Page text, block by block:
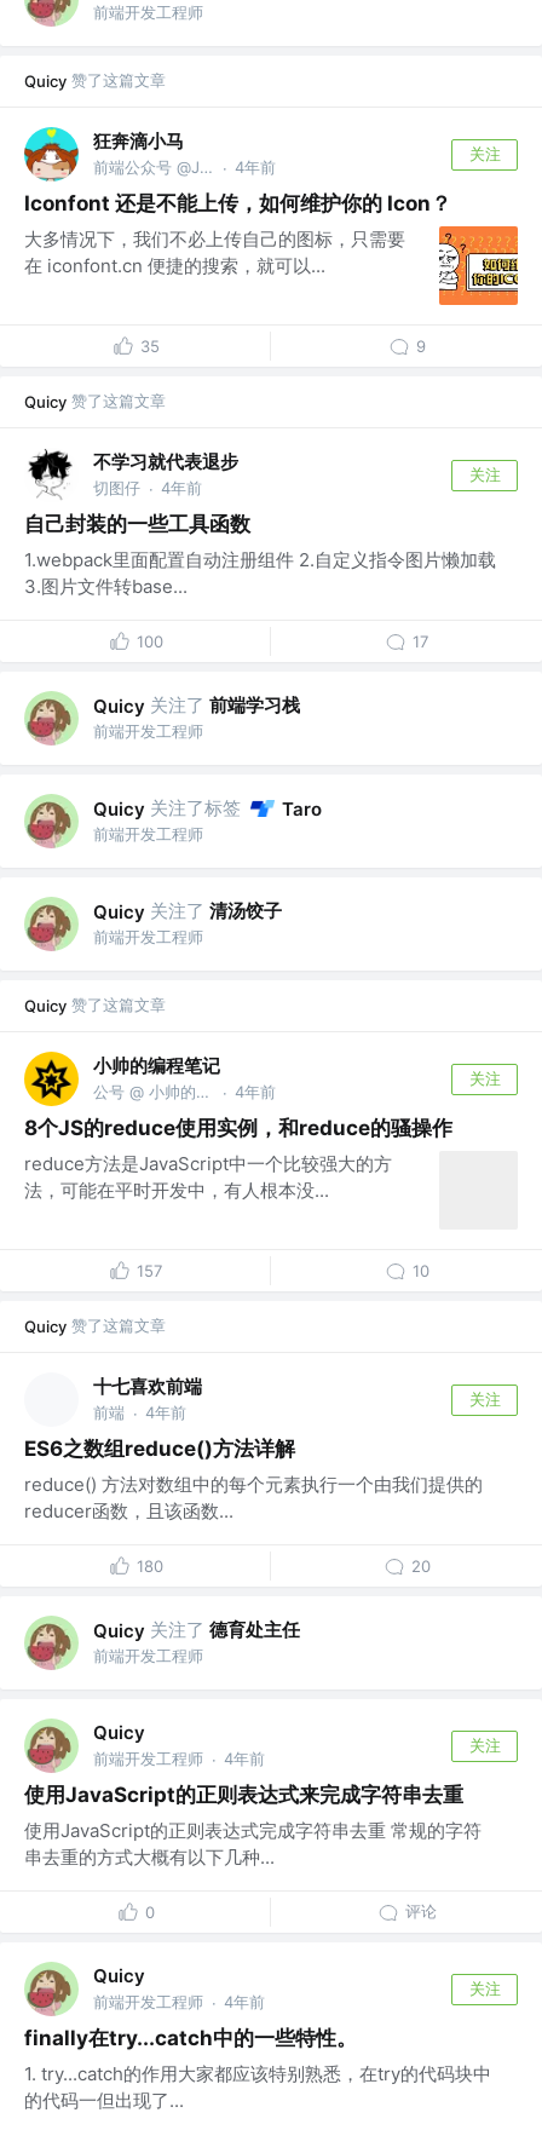
前端开发工程师
Quicy 赞了这篇文章
狂奔滴小马
前端公众号 @JS酷 · 4年前
关注
Iconfont 还是不能上传，如何维护你的 Icon？
大多情况下，我们不必上传自己的图标，只需要
在 iconfont.cn 便捷的搜索，就可以...
35 9
Quicy 赞了这篇文章
不学习就代表退步
切图仔 · 4年前
关注
自己封装的一些工具函数
1.webpack里面配置自动注册组件 2.自定义指令图片懒加载
3.图片文件转base...
100 17
Quicy 关注了 前端学习栈
前端开发工程师
Quicy 关注了标签 Taro
前端开发工程师
Quicy 关注了 清汤饺子
前端开发工程师
Quicy 赞了这篇文章
小帅的编程笔记
公号 @ 小帅的编程笔记 · 4年前
关注
8个JS的reduce使用实例，和reduce的骚操作
reduce方法是JavaScript中一个比较强大的方
法，可能在平时开发中，有人根本没...
157 10
Quicy 赞了这篇文章
十七喜欢前端
前端 · 4年前
关注
ES6之数组reduce()方法详解
reduce() 方法对数组中的每个元素执行一个由我们提供的
reducer函数，且该函数...
180 20
Quicy 关注了 德育处主任
前端开发工程师
Quicy
前端开发工程师 · 4年前
关注
使用JavaScript的正则表达式来完成字符串去重
使用JavaScript的正则表达式完成字符串去重 常规的字符
串去重的方式大概有以下几种...
0 评论
Quicy
前端开发工程师 · 4年前
关注
finally在try...catch中的一些特性。
1. try...catch的作用大家都应该特别熟悉，在try的代码块中
的代码一但出现了...